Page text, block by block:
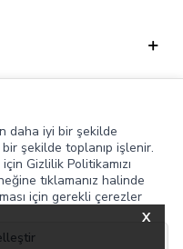
X
daha iyi bir şekilde
bir şekilde toplanıp işlenir.
Gizlilik Politikamızı
tıklamanız halinde
için gerekli çerezler